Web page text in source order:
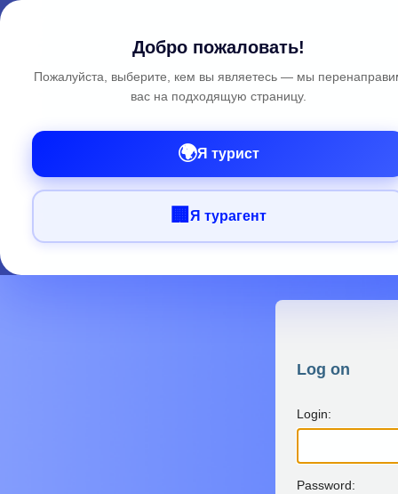
Log on
Login:
Password:
Добро пожаловать!
Пожалуйста, выберите, кем вы являетесь — мы
вас на подходящую страницу.
🌍Я турист
🏢 Я турагент